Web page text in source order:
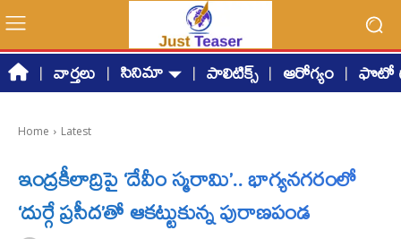
వార్తలు సినిమా పాలిటిక్స్ ఆరోగ్యం ఫొటో
Home Latest
ఇంద్రకీలాద్రిపై ‘దేవీం స్మరామి’.. భాగ్యనగరంలో
‘దుర్గే ప్రసీద’తో ఆకట్టుకున్న పురాణపండ